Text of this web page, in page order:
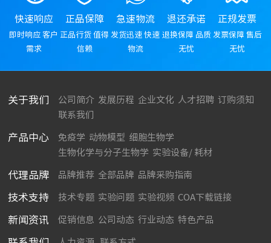
快速响应
即时响应 客户
需求
正品保障
正品行货 值得
信赖
急速物流
发货迅速 快速
物流
退还承诺
退换保障 品质
无忧
正规发票
发票保障 售后
无忧
关于我们 公司简介 发展历程 企业文化 人才招聘 订购须知
联系我们
产品中心 免疫学 动物模型 细胞生物学
生物化学与分子生物学 实验设备/ 耗材
代理品牌 品牌推荐 全部品牌 品牌采购指南
技术支持 技术专题 实验问题 实验视频 COA下载链接
新闻资讯 促销信息 公司动态 行业动态 特色产品